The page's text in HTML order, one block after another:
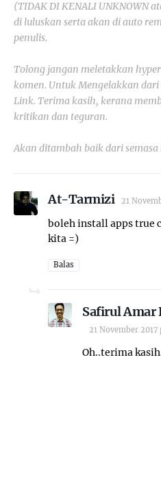
(TIDAK DI KENALI UNKNOWN
di luluskan serta akan di auto
penulis.
Tolong jangan meletakkan
komen. Untuk Mengelakkan
Link. Terima kasih, kerana
kritikan dan teguran.
Akan ditambah baik dari semasa
At-Tarmizi 21
boleh install apps true
kita =)
Balas
Safirul Amar
21 November
Oh..terima